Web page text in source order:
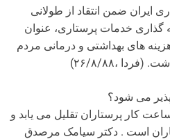
ایران ضمن انتقاد از طولانی
گذاری خدمات پرستاری، عنوان
های بهداشتی و درمانی مردم
،۲۶/۸/۸۸)
می شود؟
کار پرستاران تقلیل می یابد و
است . دکتر سیامک مرصدق